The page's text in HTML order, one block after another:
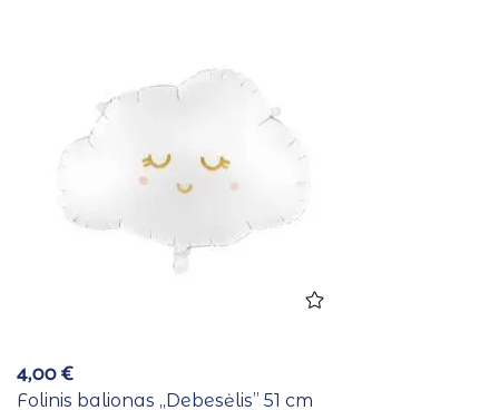
4,00€
Folinis balionas ,,Debesėlis” 51 cm